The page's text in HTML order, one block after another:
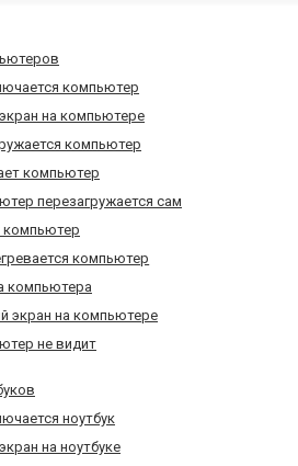
компьютер
на компьютере
компьютер
компьютер
перезагружается сам
компьютер
компьютера
экран на компьютере
не видит
ноутбук
на ноутбуке